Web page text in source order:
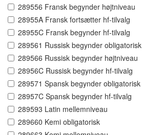
289556 Fransk begynder højtniveau
28955A Fransk fortsætter hf-tilvalg
28955C Fransk begynder hf-tilvalg
289561 Russisk begynder obligatorisk
289566 Russisk begynder højtniveau
28956C Russisk begynder hf-tilvalg
289571 Spansk begynder obligatorisk
28957C Spansk begynder hf-tilvalg
289593 Latin mellemniveau
289660 Kemi obligatorisk